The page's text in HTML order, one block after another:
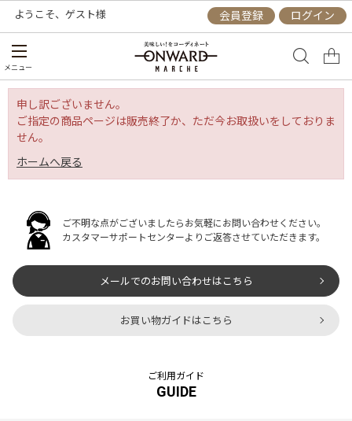
ようこそ、 ゲスト様 会員登録 ログイン
メニュー
申し訳ございません。
ご指定の商品ページは販売終了か、ただ今お取扱いをしておりま
せん。
ホームへ戻る
ご不明な点がございましたらお気軽にお問い合わせください。
カスタマーサポートセンターよりご返答させていただきます。
メールでのお問い合わせはこちら
お買い物ガイドはこちら
ご利用ガイド
GUIDE